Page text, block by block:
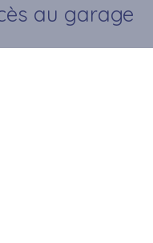
au garage